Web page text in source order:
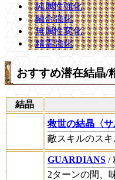
純属性強化
融合強化
無属性変化
精霊強化
おすすめ潜在結晶/
結晶
救世の結晶〈サ
敵スキルのス
GUARDIANS /
2ターンの間、